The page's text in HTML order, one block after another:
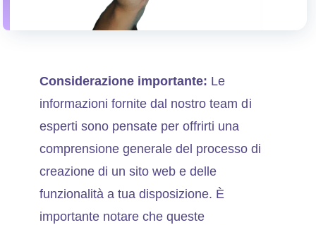
Considerazione importante: Le
informazioni fornite dal nostro team di
esperti sono pensate per offrirti una
comprensione generale del processo di
creazione di un sito web e delle
funzionalità a tua disposizione. È
importante notare che queste